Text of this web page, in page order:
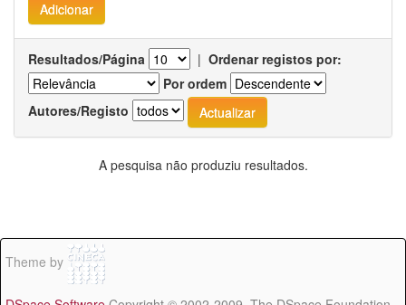
Resultados/Página | Ordenar registos por:
Por ordem
Autores/Registo
A pesquisa não produziu resultados.
Theme by